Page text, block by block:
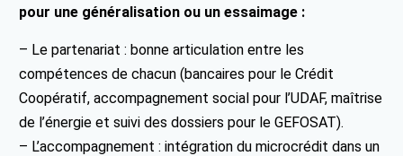
pour une généralisation ou un essaimage :
– Le partenariat : bonne articulation entre les
compétences de chacun (bancaires pour le Crédit
Coopératif, accompagnement social pour l’UDAF, maîtrise
de l’énergie et suivi des dossiers pour le GEFOSAT).
– L’accompagnement : intégration du microcrédit dans un